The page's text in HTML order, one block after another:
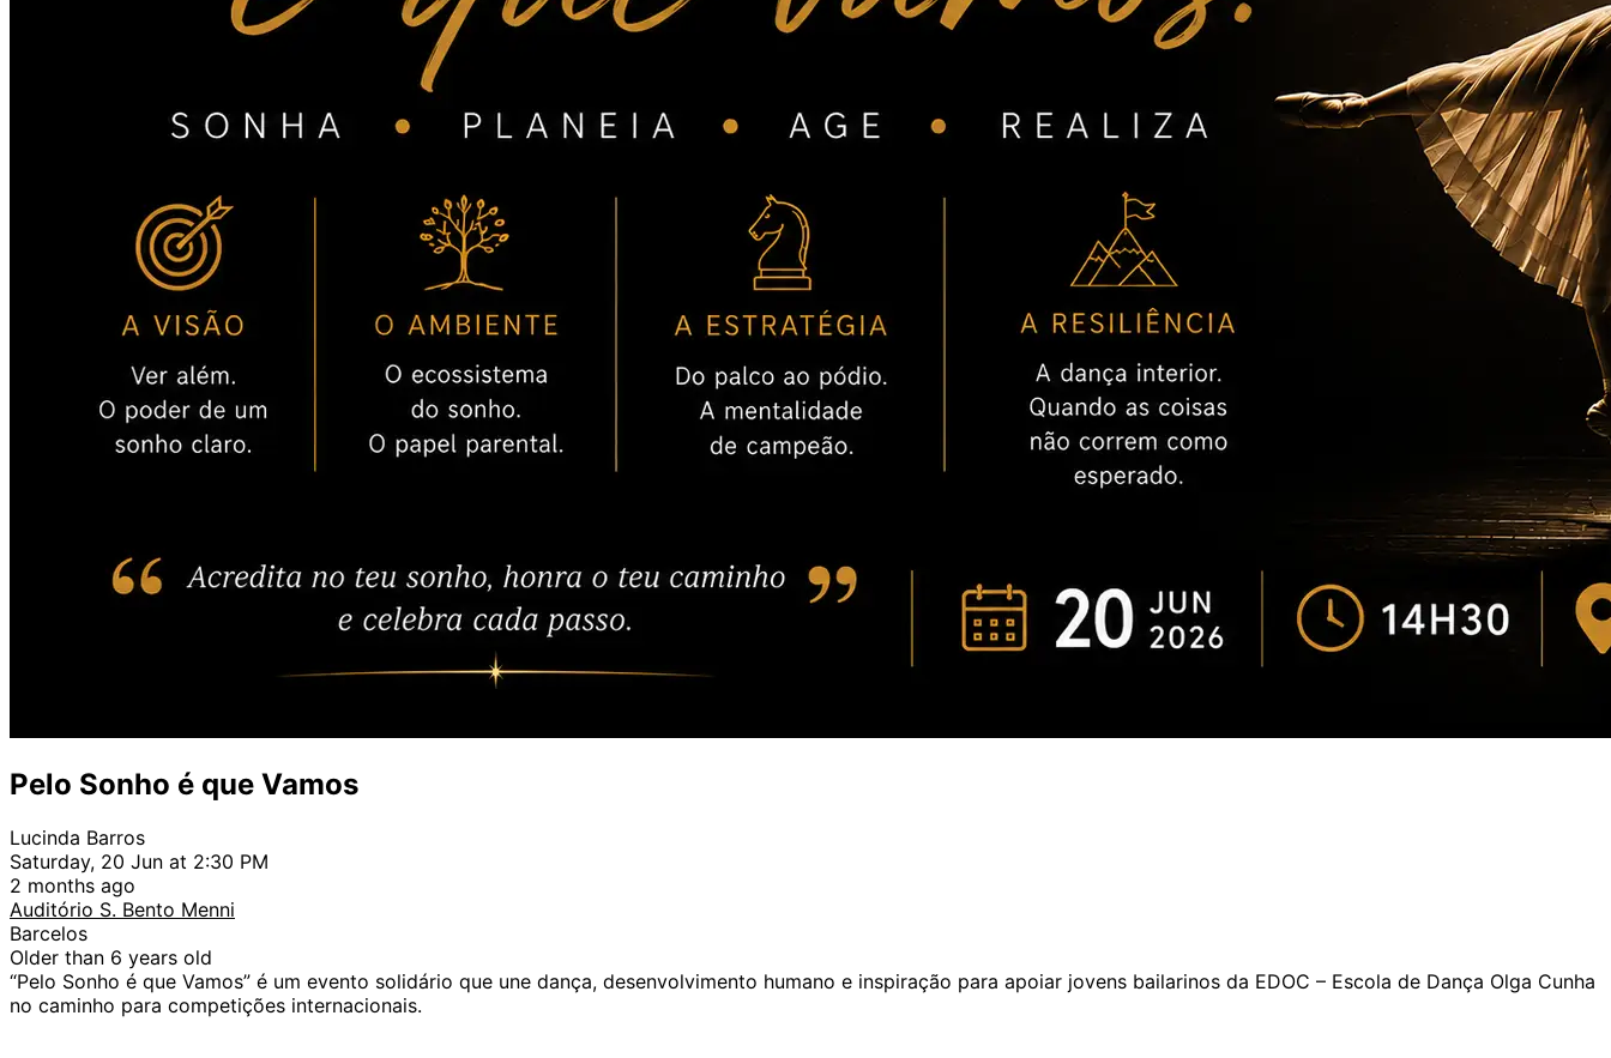
Pelo Sonho é que Vamos
Lucinda Barros
Saturday, 20 Jun at 2:30 PM
2 months ago
Auditório S. Bento Menni
Barcelos
Older than 6 years old
“Pelo Sonho é que Vamos” é um evento solidário que une dança, desenvolvimento humano e inspiração para apoiar jovens bailarinos da EDOC – Escola de Dança Olga Cunha
no caminho para competições internacionais.